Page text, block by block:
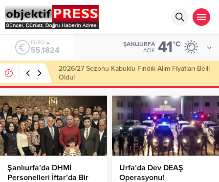
ALTIN
6.662,10
ŞANLIURFA
AÇIK 41°C
Haliliye Belediyesi Her Gün 4 Bin 898 Kişiye Sıcak
Yemek Ulaştırıyor!
Şanlıurfa’da DHMİ
Personelleri İftar’da Bir
Urfa’da Dev DEAŞ
Operasyonu!